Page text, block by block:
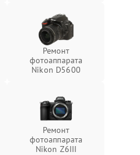
Ремонт
фотоаппарата
Nikon D5600
Ремонт
фотоаппарата
Nikon Z6III